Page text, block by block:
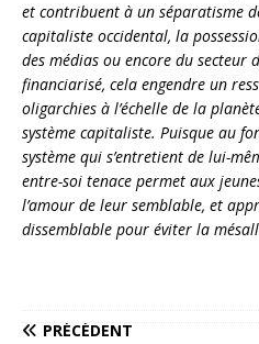
et contribuent à un séparatisme
capitaliste occidental, la
des médias ou encore du secteur
financiarisé, cela engendre un
oligarchies à l’échelle de la
système capitaliste. Puisque au
système qui s’entretient de lui-
entre-soi tenace permet aux
l’amour de leur semblable, et
dissemblable pour éviter la
PRÉCÉDENT